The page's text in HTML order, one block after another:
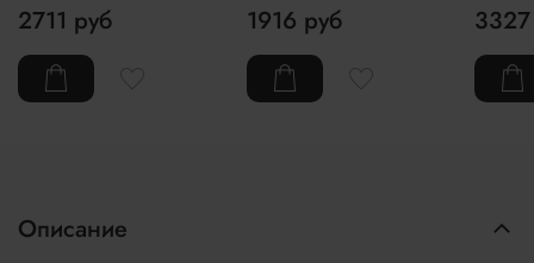
2711 руб 1916 руб
Описание